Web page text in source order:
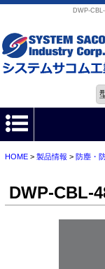
DWP-
HOME> 製品情報 > 防塵・
DWP-CBL-